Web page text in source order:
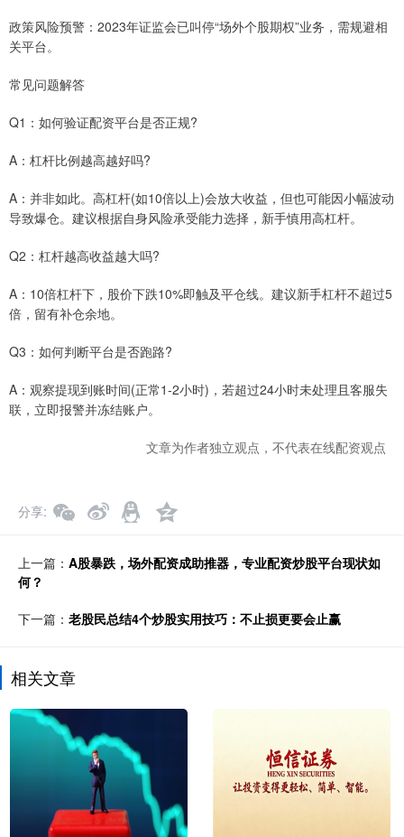
政策风险预警：2023年证监会已叫停“场外个股期权”业务，需规避相
关平台。
常见问题解答
Q1：如何验证配资平台是否正规?
A：杠杆比例越高越好吗?
A：并非如此。高杠杆(如10倍以上)会放大收益，但也可能因小幅波动
导致爆仓。建议根据自身风险承受能力选择，新手慎用高杠杆。
Q2：杠杆越高收益越大吗?
A：10倍杠杆下，股价下跌10%即触及平仓线。建议新手杠杆不超过5
倍，留有补仓余地。
Q3：如何判断平台是否跑路?
A：观察提现到账时间(正常1-2小时)，若超过24小时未处理且客服失
联，立即报警并冻结账户。
文章为作者独立观点，不代表在线配资观点
分享
上一篇： A股暴跌，场外配资成助推器，专业配资炒股平台现状如
何？
下一篇： 老股民总结4个炒股实用技巧：不止损更要会止赢
相关文章